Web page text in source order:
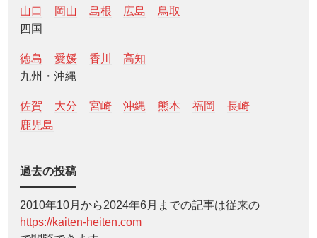
山口 岡山 島根 広島
鳥取
四国
徳島 愛媛 香川
高知
九州・沖縄
佐賀 大分 宮崎 沖縄 熊本 福岡
長崎
鹿児島
過去の投稿
2010年10月から2024年6月までの記事は従来の
https://kaiten-heiten.com